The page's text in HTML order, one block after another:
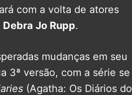
com a volta de atores
Debra Jo Rupp.
mudanças em seu
3ª versão, com a série se
(Agatha: Os Diários do